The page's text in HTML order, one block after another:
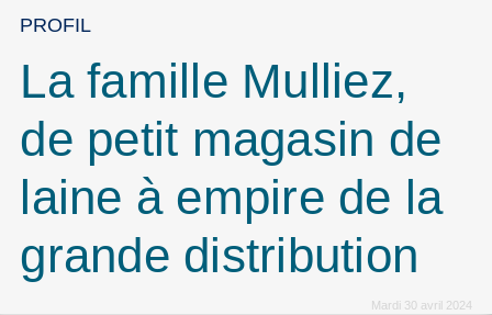
PROFIL
La famille Mulliez,
de petit magasin de
laine à empire de la
grande distribution
Mardi 30 avril 2024